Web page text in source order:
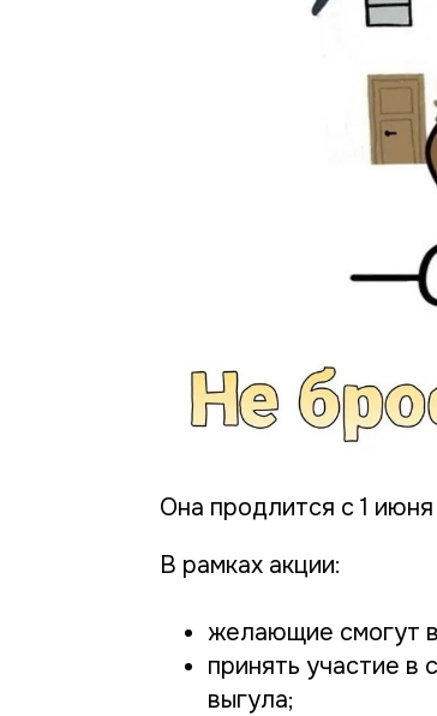
Она продлится с 1
В рамках акции:
желающие смогут
принять участие в
выгула;